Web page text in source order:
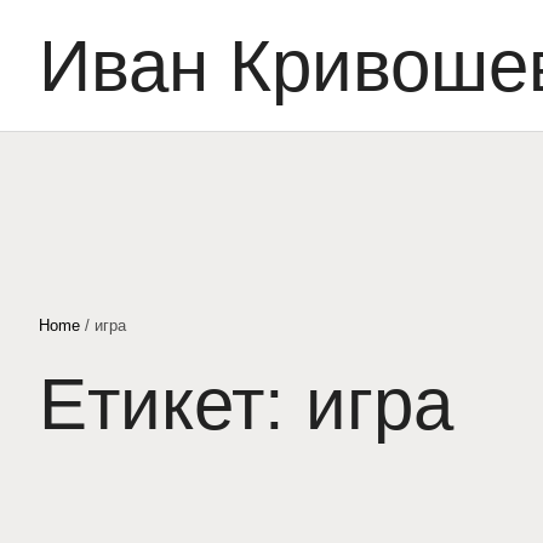
Иван
Home / игра
Етикет: игра